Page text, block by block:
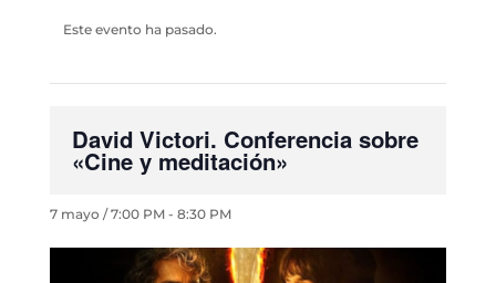
Este evento ha pasado.
David Victori. Conferencia sobre
«Cine y meditación»
7 mayo / 7:00 PM- 8:30 PM